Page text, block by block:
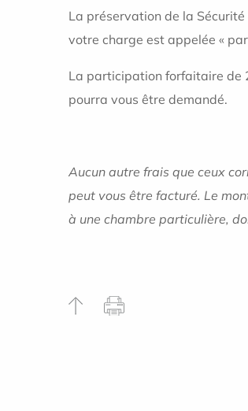
La préservation de la
votre charge est appelée «
La participation forfaitaire de
pourra vous être demandé.
Aucun autre frais que ceux
peut vous être facturé. Le
à une chambre particulière,